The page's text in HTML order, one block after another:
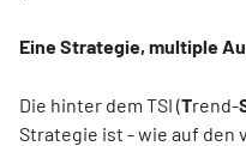
Eine Strategie, multiple
Die hinter dem TSI (Trend-
Strategie ist - wie auf den